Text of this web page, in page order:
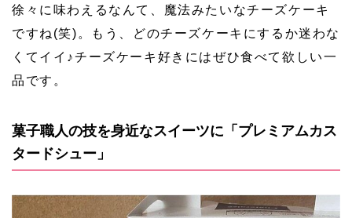
徐々に味わえるなんて、魔法みたいなチーズケーキ
ですね(笑)。もう、どのチーズケーキにするか迷わな
くてイイ♪チーズケーキ好きにはぜひ食べて欲しい一
品です。
菓子職人の技を身近なスイーツに「プレミアムカス
タードシュー」